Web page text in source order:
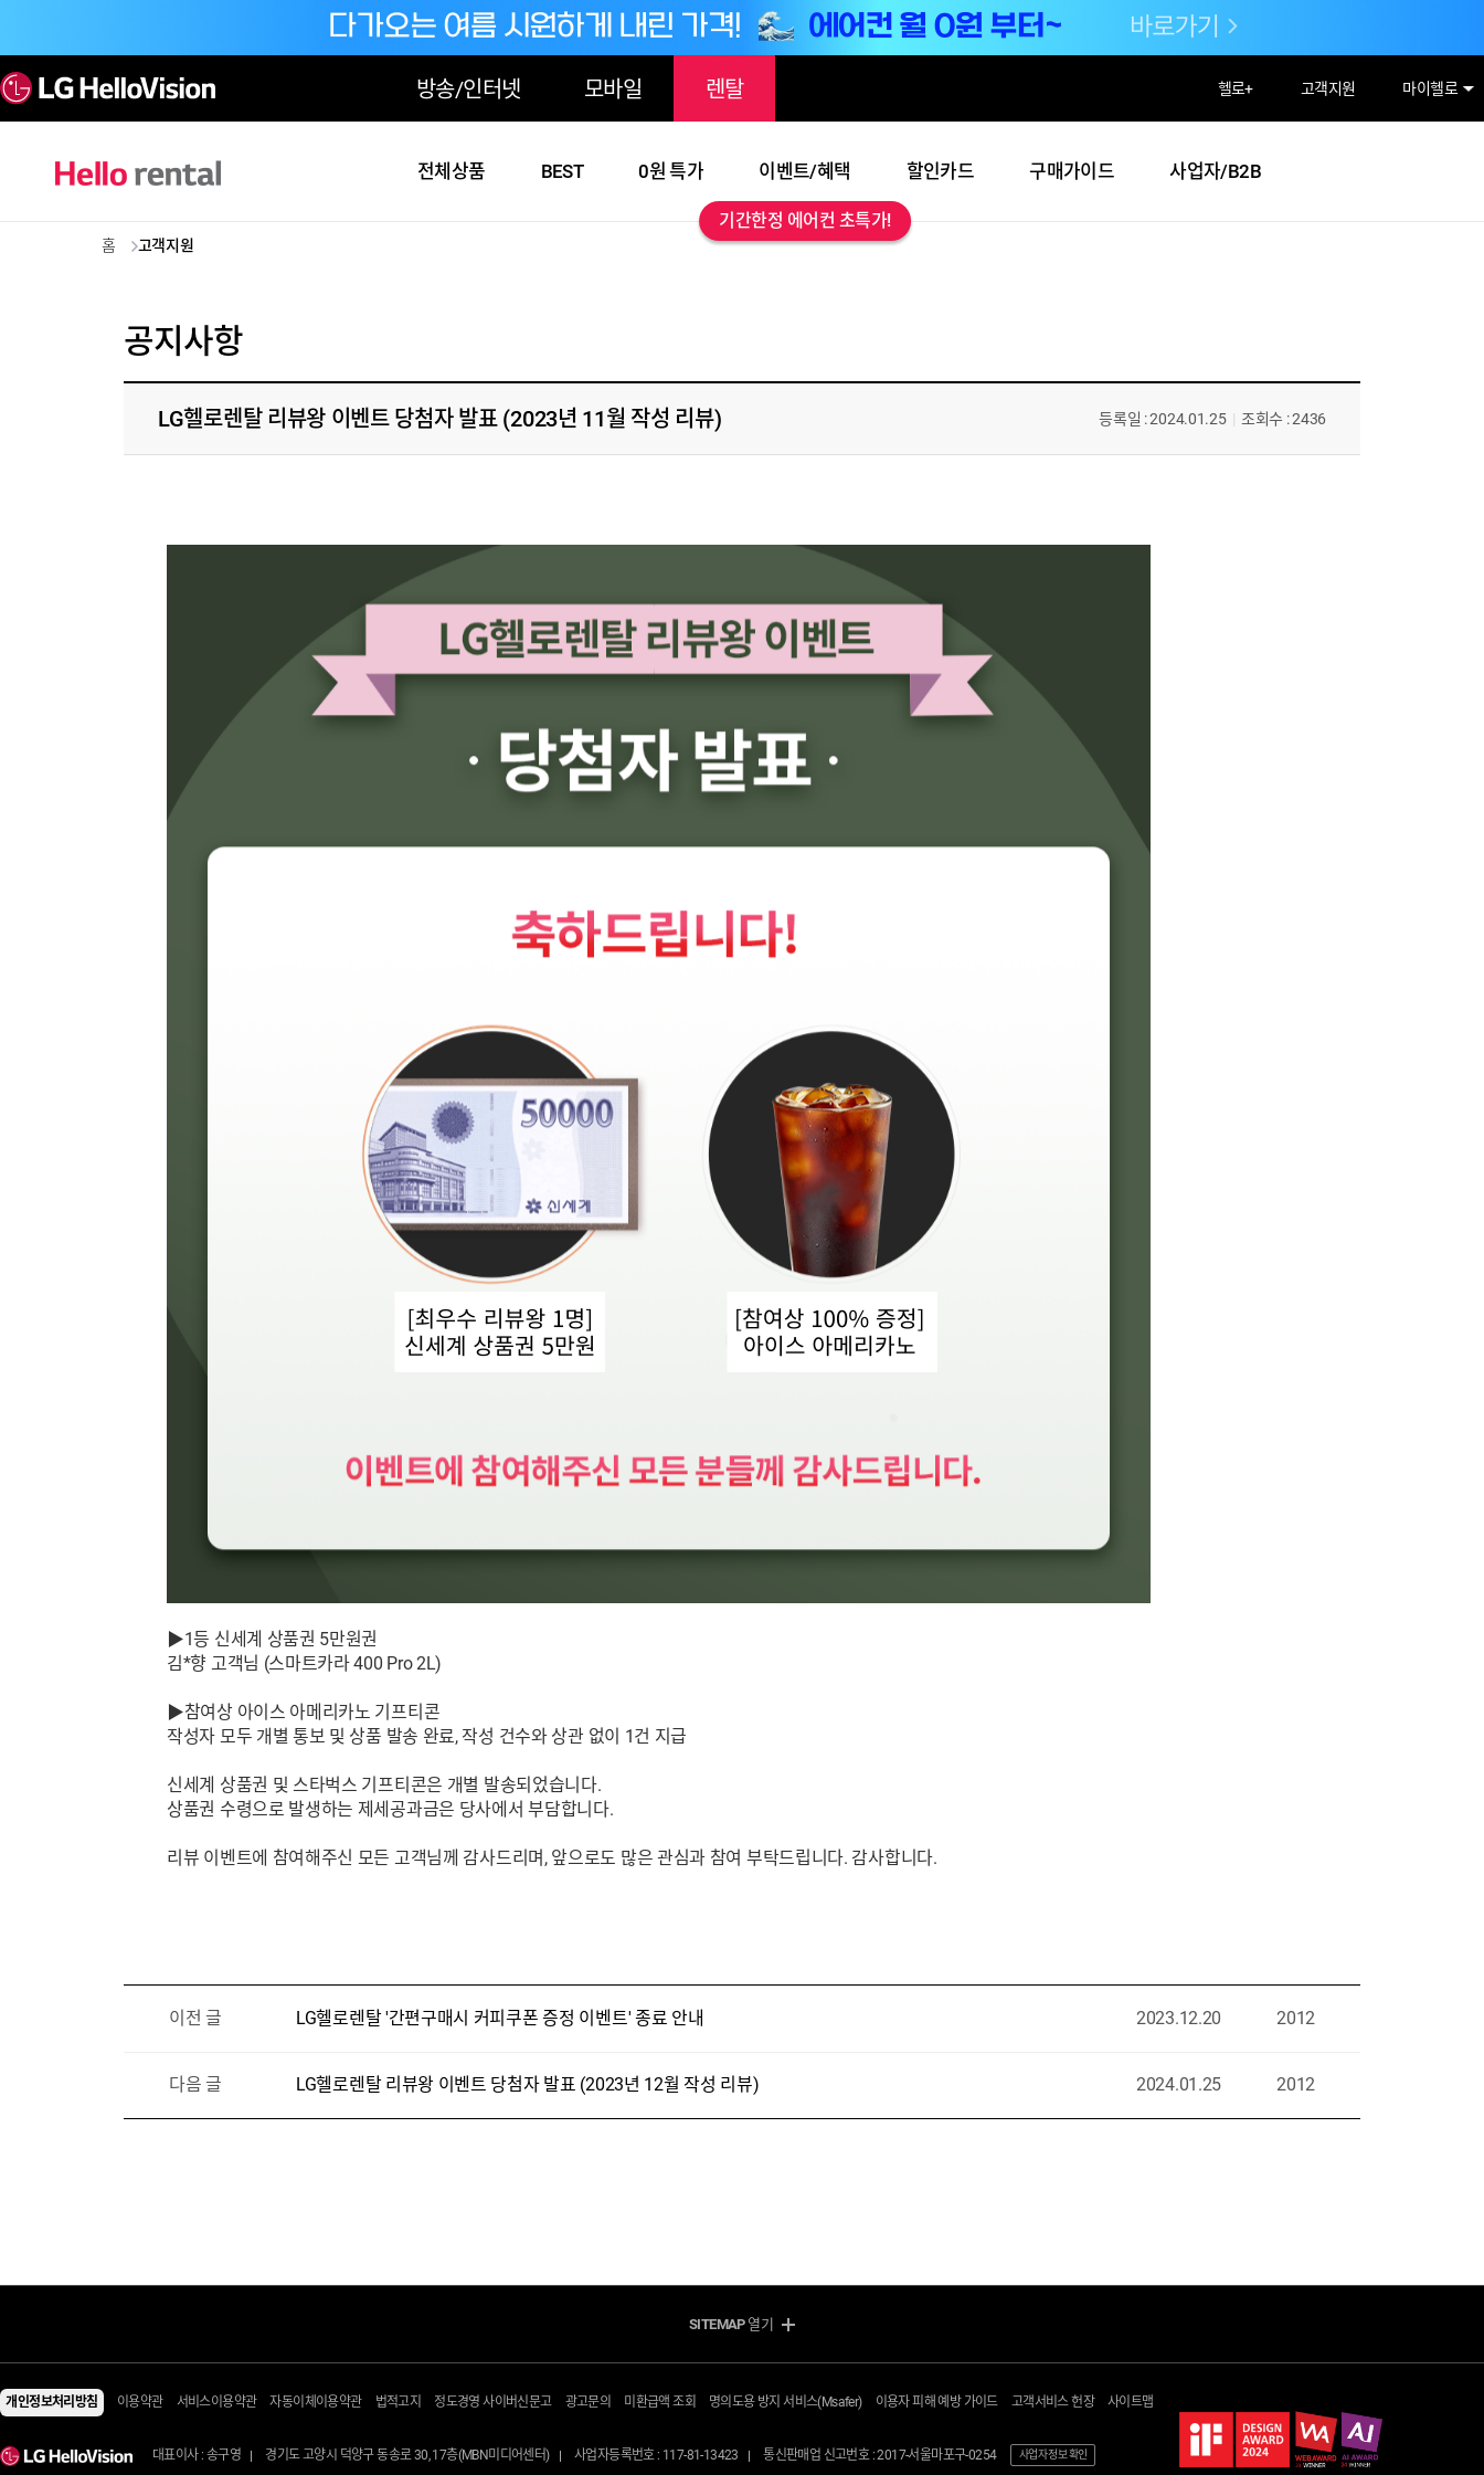
방송/인터넷 모바일 렌탈 헬로+ 고객지원 마이헬로
전체상품 BEST 0원 특가 이벤트/혜택
기간한정 에어컨 초특가!
할인카드 구매가이드 사업자/B2B
홈 고객지원
공지사항
LG헬로렌탈 리뷰왕 이벤트 당첨자 발표 (2023년 11월 작성 리뷰) 등록일 : 2024.01.25 | 조회수 : 2436
▶1등 신세계 상품권 5만원권
김*향 고객님 (스마트카라 400 Pro 2L)
▶참여상 아이스 아메리카노 기프티콘
작성자 모두 개별 통보 및 상품 발송 완료, 작성 건수와 상관 없이 1건 지급
신세계 상품권 및 스타벅스 기프티콘은 개별 발송되었습니다.
상품권 수령으로 발생하는 제세공과금은 당사에서 부담합니다.
리뷰 이벤트에 참여해주신 모든 고객님께 감사드리며, 앞으로도 많은 관심과 참여 부탁드립니다. 감사합니다.
이전 글 LG헬로렌탈 '간편구매시 커피쿠폰 증정 이벤트' 종료 안내 2023.12.20 2012
다음 글 LG헬로렌탈 리뷰왕 이벤트 당첨자 발표 (2023년 12월 작성 리뷰) 2024.01.25 2012
에어컨/제습기
제습기
음식물처리기
커피머신
일시불 상품관
소모품/케어용품
에너지효율 1등급
방송/인터넷 Shop
인터넷
휴대폰기기
셀프개통
자가진단/이용안내
공지 및 자료실
지역방송
헬로tv 뉴스
SITEMAP 열기
개인정보처리방침 이용약관 서비스이용약관 자동이체이용약관 법적고지 정도경영 사이버신문고 광고문의 미환급액 조회 명의도용 방지 서비스(Msafer) 이용자 피해 예방 가이드 고객서비스 헌장 사이트맵
대표이사 : 송구영 경기도 고양시 덕양구 동송로 30, 17층(MBN미디어센터) 사업자등록번호 : 117-81-13423 통신판매업 신고번호 : 2017-서울마포구-0254 사업자 정보 확인